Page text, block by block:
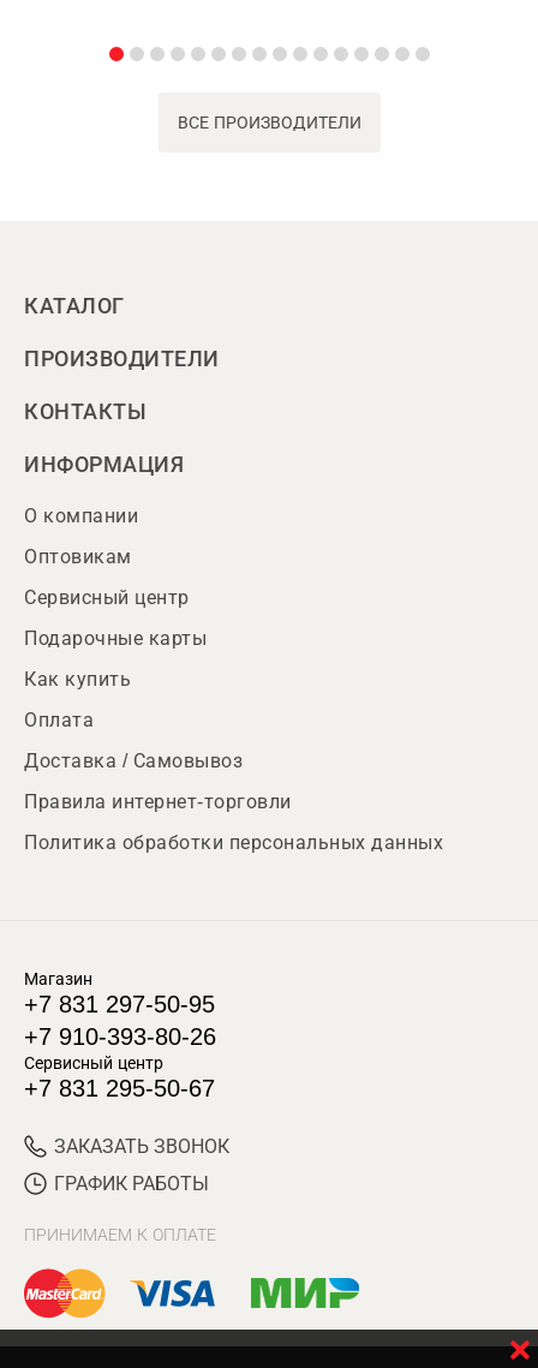
ВСЕ ПРОИЗВОДИТЕЛИ
КАТАЛОГ
ПРОИЗВОДИТЕЛИ
КОНТАКТЫ
ИНФОРМАЦИЯ
О компании
Оптовикам
Сервисный центр
Подарочные карты
Как купить
Оплата
Доставка / Самовывоз
Правила интернет-торговли
Политика обработки персональных данных
Магазин
+7 831 297-50-95
+7 910-393-80-26
Сервисный центр
+7 831 295-50-67
ЗАКАЗАТЬ ЗВОНОК
ГРАФИК РАБОТЫ
ПРИНИМАЕМ К ОПЛАТЕ